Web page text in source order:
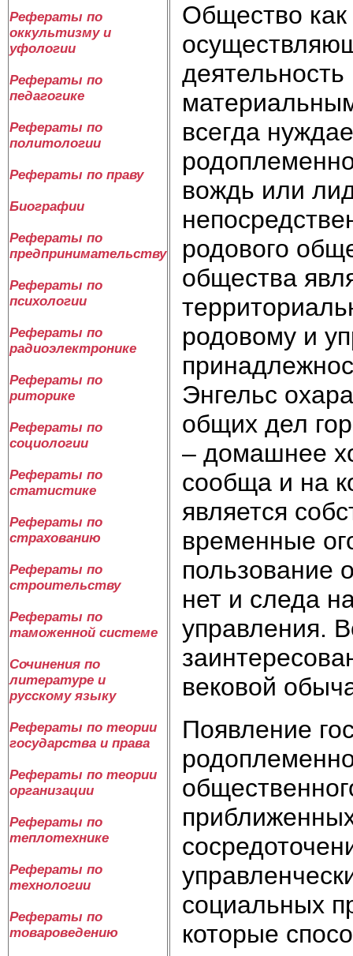
Рефераты по
оккультизму и
уфологии
Рефераты по
педагогике
Рефераты по
политологии
Рефераты по праву
Биографии
Рефераты по
предпринимательству
Рефераты по
психологии
Рефераты по
радиоэлектронике
Рефераты по
риторике
Рефераты по
социологии
Рефераты по
статистике
Рефераты по
страхованию
Рефераты по
строительству
Рефераты по
таможенной системе
Сочинения по
литературе и
русскому языку
Рефераты по теории
государства и права
Рефераты по теории
организации
Рефераты по
теплотехнике
Рефераты по
технологии
Рефераты по
товароведению
Общество
всегда
вождь или
родового
общества
родовому и
Энгельс
общих дел
– домашнее
сообща и на
является
временные
пользование
нет и следа
управления.
вековой
Появление
социальных
которые